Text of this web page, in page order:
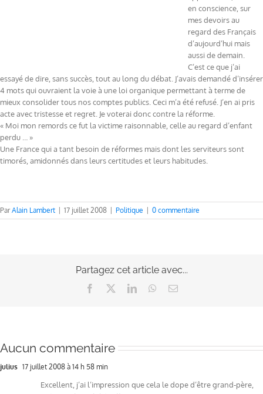
en conscience, sur
mes devoirs au
regard des Français
d’aujourd’hui mais
aussi de demain.
C’est ce que j’ai
essayé de dire, sans succès, tout au long du débat. J’avais demandé d’insérer
4 mots qui ouvraient la voie à une loi organique permettant à terme de
mieux consolider tous nos comptes publics. Ceci m’a été refusé. J’en ai pris
acte avec tristesse et regret. Je voterai donc contre la réforme.
« Moi mon remords ce fut la victime raisonnable, celle au regard d’enfant
perdu … »
Une France qui a tant besoin de réformes mais dont les serviteurs sont
timorés, amidonnés dans leurs certitudes et leurs habitudes.
ParAlain Lambert 17 juillet 2008 Politique 0 commentaire
Partagez cet article avec...
Facebook LinkedInWhatsApp
Email
Aucun commentaire
julius 17 juillet 2008 à 14 h 58 min
Excellent, j’ai l’impression que cela le dope d’être grand-père,